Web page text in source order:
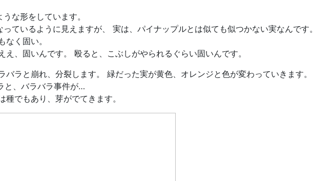
な形をしています。
ているように見えますが、 実は、パイナップルとは似ても似つかない実なんです。
く固い。
、固いんです。 殴ると、こぶしがやられるぐらい固いんです。
ラと崩れ、分裂します。 緑だった実が黄色、オレンジと色が変わっていきます。
と、バラバラ事件が…
でもあり、芽がでてきます。